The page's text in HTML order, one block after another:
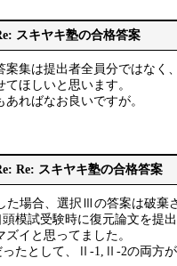
スキヤキ塾の合格答案
案集は提出者全員分ではなく
ほしいと思います。
ればなお良いですが。
Re: スキヤキ塾の合格答案
た場合、選択Ⅲの答案は破棄
模試受験時に復元論文を提
イと思ってました。
たとして、Ⅱ-1,Ⅱ-2の両方